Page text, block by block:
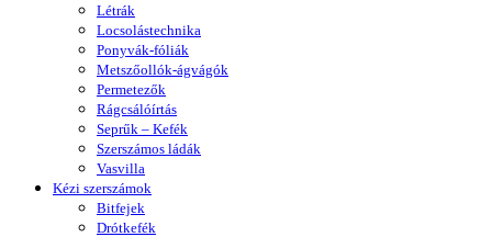
Létrák
Locsolástechnika
Ponyvák-fóliák
Metszőollók-ágvágók
Permetezők
Rágcsálóírtás
Seprűk – Kefék
Szerszámos ládák
Vasvilla
Kézi szerszámok
Bitfejek
Drótkefék